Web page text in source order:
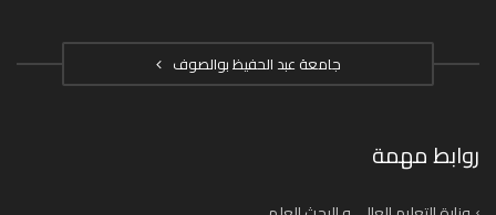
جامعة عبد الحفيظ بوالصوف
روابط مهمة